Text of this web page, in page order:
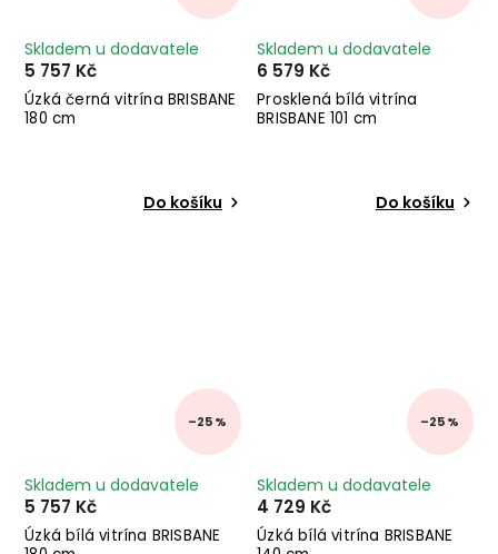
Úzká černá vitrína BRISBANE
180 cm
Skladem u dodavatele
5 757 Kč
Do košíku
Prosklená bílá vitrína
BRISBANE 101 cm
Skladem u dodavatele
6 579 Kč
Do košíku
–25 %
Úzká bílá vitrína BRISBANE
Skladem u dodavatele
5 757 Kč
–25 %
Úzká bílá vitrína BRISBANE
Skladem u dodavatele
4 729 Kč